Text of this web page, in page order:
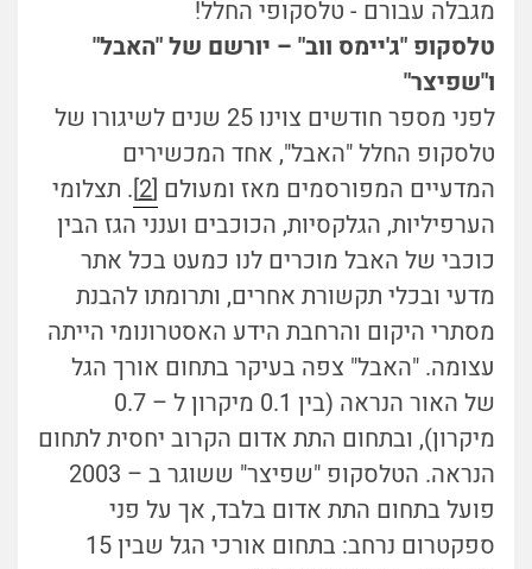
מגבלה עבורם - טלסקופי החלל!
טלסקופ "ג'יימס ווב" – יורשם של "האבל"
ו"שפיצר"
לפני מספר חודשים צוינו 25 שנים לשיגורו של
טלסקופ החלל "האבל", אחד המכשירים
המדעיים המפורסמים מאז ומעולם [2] . תצלומי
הערפיליות, הגלקסיות, הכוכבים וענני הגז הבין
כוכבי של האבל מוכרים לנו כמעט בכל אתר
מדעי ובכלי תקשורת אחרים, ותרומתו להבנת
מסתרי היקום והרחבת הידע האסטרונומי הייתה
עצומה. "האבל" צפה בעיקר בתחום אורך הגל
של האור הנראה (בין 0.1 מיקרון ל – 0.7
מיקרון), ובתחום התת אדום הקרוב יחסית לתחום
הנראה. הטלסקופ "שפיצר" ששוגר ב – 2003
פועל בתחום התת אדום בלבד, אך על פני
ספקטרום נרחב: בתחום אורכי הגל שבין 15